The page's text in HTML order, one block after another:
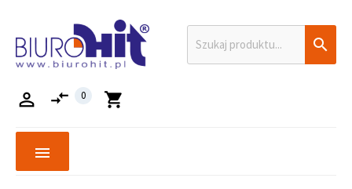

shopping_cart
compare_arrows 0

menu